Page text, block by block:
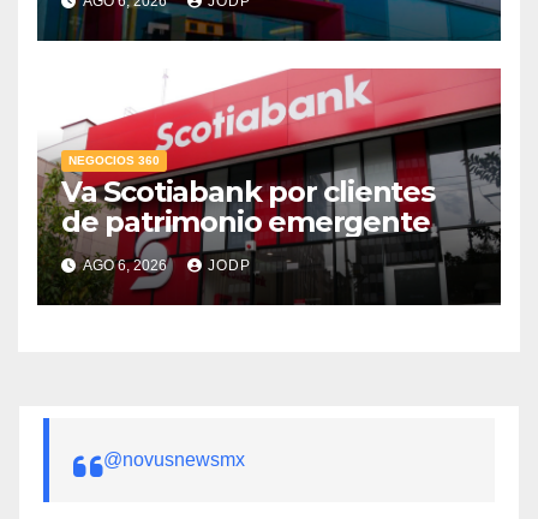
crediticio
NEGOCIOS 360
Va Scotiabank por clientes
de patrimonio emergente
AGO 6, 2026 JODP
@novusnewsmx